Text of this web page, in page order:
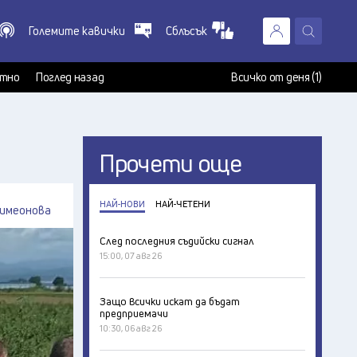
X
Големите кавички Сблъсък
Поглед назад Всичко от деня (1)
Прочети още
НАЙ-НОВИ НАЙ-ЧЕТЕНИ
След последния съдийски сигнал
15:00, 07 авг 26
Защо всички искат да бъдат
предприемачи
10:30, 06 авг 26